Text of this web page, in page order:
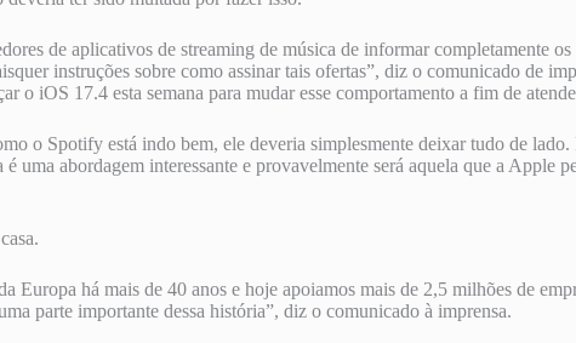
de aplicativos de streaming de música de informar completamente
instruções sobre como assinar tais ofertas”, diz o comunicado de
o iOS 17.4 esta semana para mudar esse comportamento a fim de
o Spotify está indo bem, ele deveria simplesmente deixar tudo de
uma abordagem interessante e provavelmente será aquela que a Apple
há mais de 40 anos e hoje apoiamos mais de 2,5 milhões de
parte importante dessa história”, diz o comunicado à imprensa.